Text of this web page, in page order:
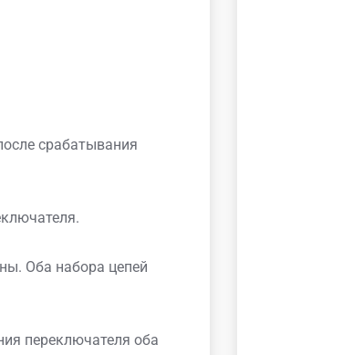
срабатывания
Оба набора цепей
переключателя оба